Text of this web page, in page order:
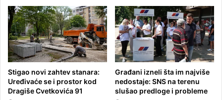
Stigao novi zahtev stanara:
Uređivaće se i prostor kod
Dragiše Cvetkovića 91
Građani izneli šta im najviše
nedostaje: SNS na terenu
slušao predloge i probleme